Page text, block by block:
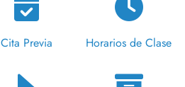
Cita Previa Horarios de Clase